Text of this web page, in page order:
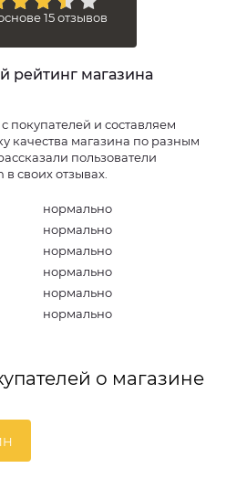
15 отзывов
рейтинг магазина
покупателей и составляем
качества магазина по разным
пользователи
своих отзывах.
нормально
нормально
нормально
нормально
нормально
нормально
о магазине